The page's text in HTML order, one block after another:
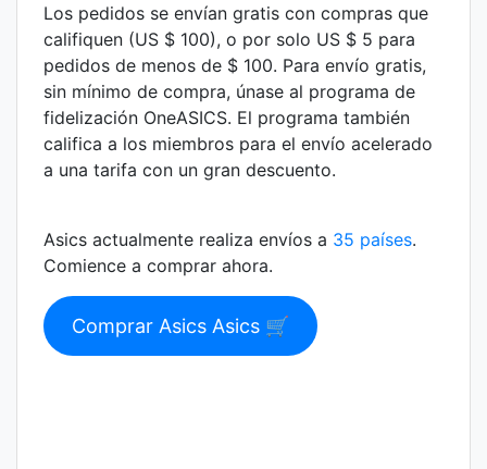
Los pedidos se envían gratis con compras que
califiquen (US $ 100), o por solo US $ 5 para
pedidos de menos de $ 100. Para envío gratis,
sin mínimo de compra, únase al programa de
fidelización OneASICS. El programa también
califica a los miembros para el envío acelerado
a una tarifa con un gran descuento.
Asics actualmente realiza envíos a 35 países.
Comience a comprar ahora.
Comprar Asics Asics 🛒